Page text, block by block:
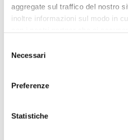
aggregate sul traffico del nostro
inoltre informazioni sul modo in
combinarle con altre informazioni
delNecessari
Preferenze
Statistiche